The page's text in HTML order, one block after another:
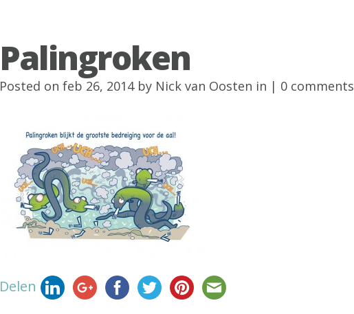
Palingroken
Posted on feb 26, 2014 by Nick van Oosten in | 0 comments
Delen